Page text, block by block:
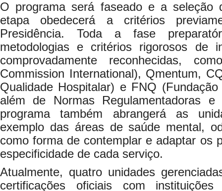
O programa será faseado e a seleção
etapa obedecerá a critérios
Presidência. Toda a fase
metodologias e critérios rigorosos de
comprovadamente reconhecidas,
Commission International), Qmentum,
Qualidade Hospitalar) e FNQ
além de Normas Regulamentadoras
programa também abrangerá as
exemplo das áreas de saúde mental,
como forma de contemplar e adaptar os
especificidade de cada serviço.
Atualmente, quatro unidades
certificações oficiais com instituições